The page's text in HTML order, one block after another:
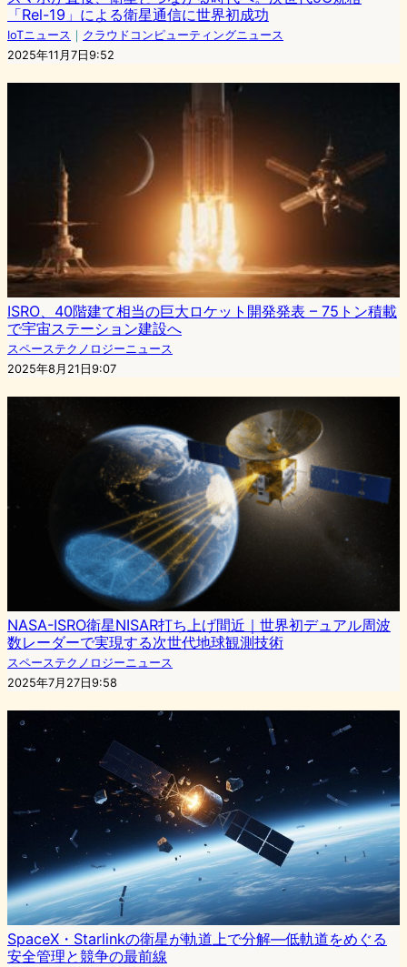
「Rel-19」による衛星通信に世界初成功
IoTニュース ｜ クラウドコンピューティングニュース
2025年11月7日9:52
ISRO、40階建て相当の巨大ロケット開発発表 – 75トン積載
で宇宙ステーション建設へ
スペーステクノロジーニュース
2025年8月21日9:07
NASA-ISRO衛星NISAR打ち上げ間近｜世界初デュアル周波
数レーダーで実現する次世代地球観測技術
スペーステクノロジーニュース
2025年7月27日9:58
SpaceX・Starlinkの衛星が軌道上で分解—低軌道をめぐる
安全管理と競争の最前線